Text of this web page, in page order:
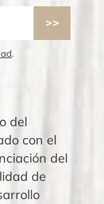
.
del
con el
del
de